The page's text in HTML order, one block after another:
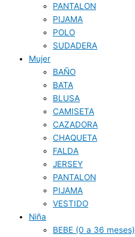
PANTALON
PIJAMA
POLO
SUDADERA
Mujer
BAÑO
BATA
BLUSA
CAMISETA
CAZADORA
CHAQUETA
FALDA
JERSEY
PANTALON
PIJAMA
VESTIDO
Niña
BEBE (0 a 36 meses)